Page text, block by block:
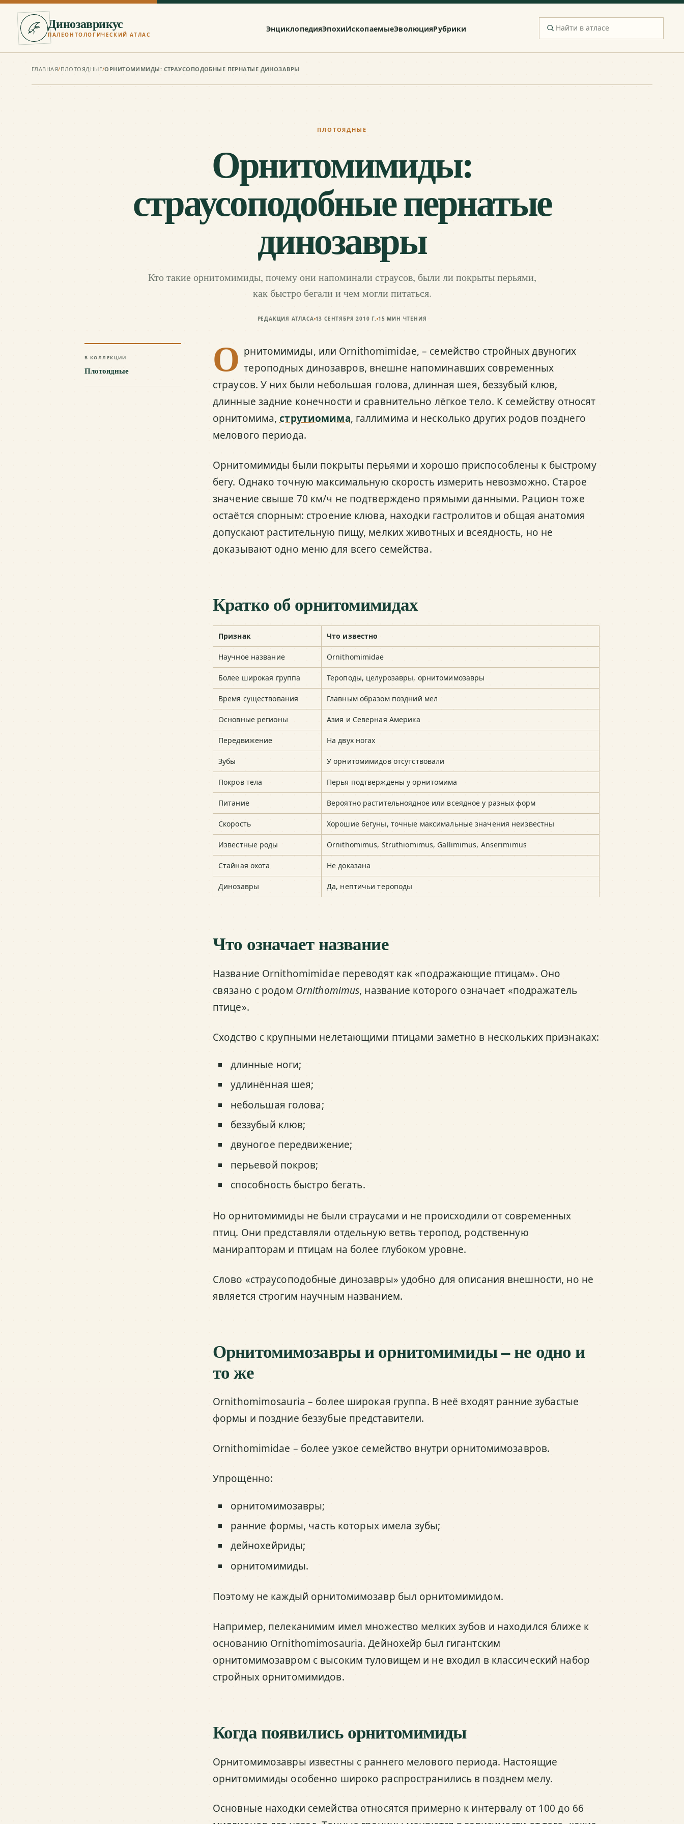
Динозаврикус
ПАЛЕОНТОЛОГИЧЕСКИЙ АТЛАС
ЭнциклопедияЭпохиИскопаемыеЭволюцияРубрики
ГЛАВНАЯ/ПЛОТОЯДНЫЕ/ОРНИТОМИМИДЫ: СТРАУСОПОДОБНЫЕ ПЕРНАТЫЕ ДИНОЗАВРЫ
ПЛОТОЯДНЫЕ
Орнитомимиды:
страусоподобные пернатые
динозавры
Кто такие орнитомимиды, почему они напоминали страусов, были ли покрыты перьями,
как быстро бегали и чем могли питаться.
РЕДАКЦИЯ АТЛАСА 13 СЕНТЯБРЯ 2010 Г. 15 МИН ЧТЕНИЯ
В КОЛЛЕКЦИИ
Плотоядные О рнитомимиды, или Ornithomimidae, – семейство стройных двуногих
тероподных динозавров, внешне напоминавших современных
страусов. У них были небольшая голова, длинная шея, беззубый клюв,
длинные задние конечности и сравнительно лёгкое тело. К семейству относят
орнитомима,струтиомима, галлимима и несколько других родов позднего
мелового периода.
Орнитомимиды были покрыты перьями и хорошо приспособлены к быстрому
бегу. Однако точную максимальную скорость измерить невозможно. Старое
значение свыше 70 км/ч не подтверждено прямыми данными. Рацион тоже
остаётся спорным: строение клюва, находки гастролитов и общая анатомия
допускают растительную пищу, мелких животных и всеядность, но не
доказывают одно меню для всего семейства.
Кратко об орнитомимидах
Признак Что известно
Научное название Ornithomimidae
Более широкая группа Тероподы, целурозавры, орнитомимозавры
Время существования Главным образом поздний мел
Основные регионы Азия и Северная Америка
Передвижение На двух ногах
Зубы У орнитомимидов отсутствовали
Покров тела Перья подтверждены у орнитомима
Питание Вероятно растительноядное или всеядное у разных форм
Скорость Хорошие бегуны, точные максимальные значения неизвестны
Известные роды Ornithomimus, Struthiomimus, Gallimimus, Anserimimus
Стайная охота Не доказана
Динозавры Да, нептичьи тероподы
Что означает название
Название Ornithomimidae переводят как «подражающие птицам». Оно
связано с родом Ornithomimus, название которого означает «подражатель
птице».
Сходство с крупными нелетающими птицами заметно в нескольких признаках:
длинные ноги;
удлинённая шея;
небольшая голова;
беззубый клюв;
двуногое передвижение;
перьевой покров;
способность быстро бегать.
Но орнитомимиды не были страусами и не происходили от современных
птиц. Они представляли отдельную ветвь теропод, родственную
манирапторам и птицам на более глубоком уровне.
Слово «страусоподобные динозавры» удобно для описания внешности, но не
является строгим научным названием.
Орнитомимозавры и орнитомимиды – не одно и
то же
Ornithomimosauria – более широкая группа. В неё входят ранние зубастые
формы и поздние беззубые представители.
Ornithomimidae – более узкое семейство внутри орнитомимозавров.
Упрощённо:
орнитомимозавры;
ранние формы, часть которых имела зубы;
дейнохейриды;
орнитомимиды.
Поэтому не каждый орнитомимозавр был орнитомимидом.
Например, пелеканимим имел множество мелких зубов и находился ближе к
основанию Ornithomimosauria. Дейнохейр был гигантским
орнитомимозавром с высоким туловищем и не входил в классический набор
стройных орнитомимидов.
Когда появились орнитомимиды
Орнитомимозавры известны с раннего мелового периода. Настоящие
орнитомимиды особенно широко распространились в позднем мелу.
Основные находки семейства относятся примерно к интервалу от 100 до 66